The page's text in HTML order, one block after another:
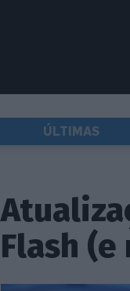
ÚLTIMAS
Flash